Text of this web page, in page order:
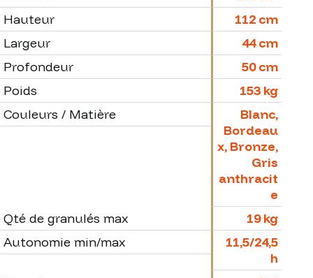
Hauteur
112 cm
Largeur
44 cm
Profondeur
50 cm
Poids
153 kg
Couleurs / Matière
Blanc,
Bordeau
x, Bronze,
Gris
anthracit
e
Qté de granulés max
19 kg
Autonomie min/max
11,5/24,5
h